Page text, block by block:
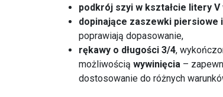
podkrój szyi w kształcie litery V
dopinające zaszewki piersiowe
poprawiają dopasowanie,
rękawy o długości 3/4,
możliwościąwywinięcia –
dostosowanie do różnych